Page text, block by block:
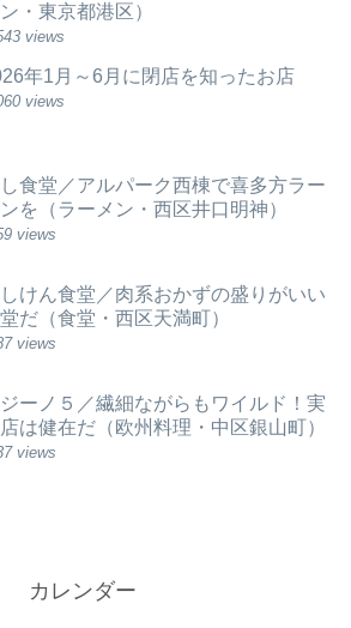
・東京都港区）
views
年1月～6月に閉店を知ったお店
views
食堂／アルパーク西棟で喜多方ラー
ンを（ラーメン・西区井口明神）
views
けん食堂／肉系おかずの盛りがいい
だ（食堂・西区天満町）
views
ーノ５／繊細ながらもワイルド！実
は健在だ（欧州料理・中区銀山町）
views
カレンダー